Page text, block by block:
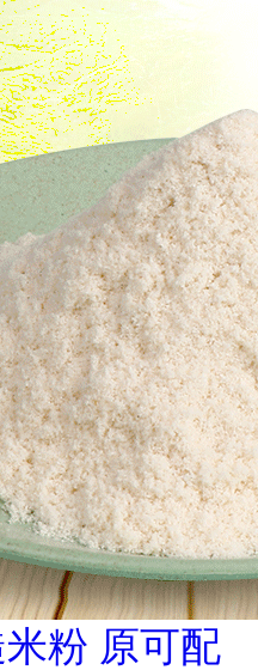
粉 原可配